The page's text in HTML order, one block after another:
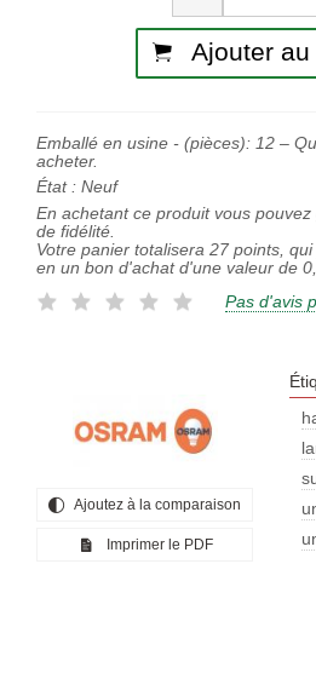
Ajouter
Emballé en usine - (pièces): 12 –
acheter.
État : Neuf
En achetant ce produit vous
de fidélité.
Votre panier totalisera 27 points,
en un bon d'achat d'une valeur de
Pas d'avis
Ajoutez à la comparaison
Imprimer le PDF